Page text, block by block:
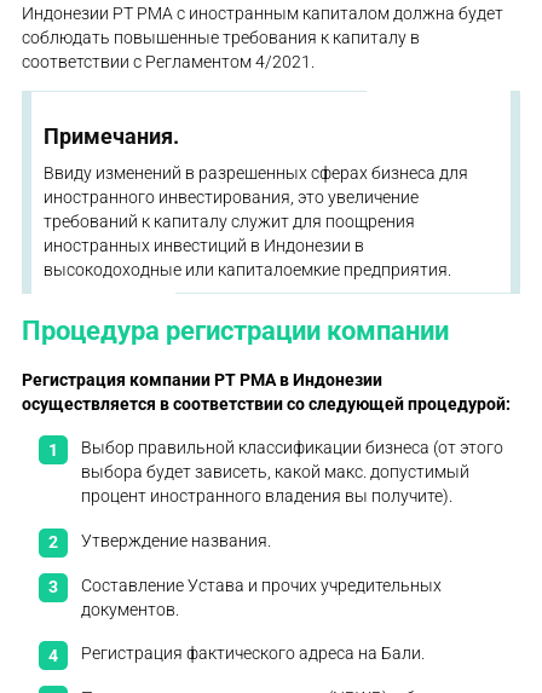
Индонезии PT PMA с иностранным капиталом должна будет
соблюдать повышенные требования к капиталу в
соответствии с Регламентом 4/2021.
Примечания.
Ввиду изменений в разрешенных сферах бизнеса для
иностранного инвестирования, это увеличение
требований к капиталу служит для поощрения
иностранных инвестиций в Индонезии в
высокодоходные или капиталоемкие предприятия.
Процедура регистрации компании
Регистрация компании PT PMA в Индонезии
осуществляется в соответствии со следующей процедурой:
Выбор правильной классификации бизнеса (от этого
выбора будет зависеть, какой макс. допустимый
процент иностранного владения вы получите).
Утверждение названия.
Составление Устава и прочих учредительных
документов.
Регистрация фактического адреса на Бали.